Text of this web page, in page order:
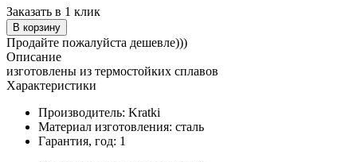
Заказать в 1 клик
В корзину
Продайте пожалуйста дешевле)))
Описание
изготовлены из термостойких сплавов
Характеристики
Производитель: Kratki
Материал изготовления: сталь
Гарантия, год: 1